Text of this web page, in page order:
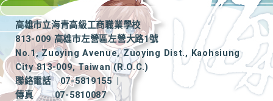
高雄市立海青高級工商職業學校
813-009 高雄市左營區左營大路1號
No.1, Zuoying Avenue, Zuoying Dist., Kaohsiung
City 813-009, Taiwan (R.O.C.)
聯絡電話
07-5819155
|
傳真
07-5810087